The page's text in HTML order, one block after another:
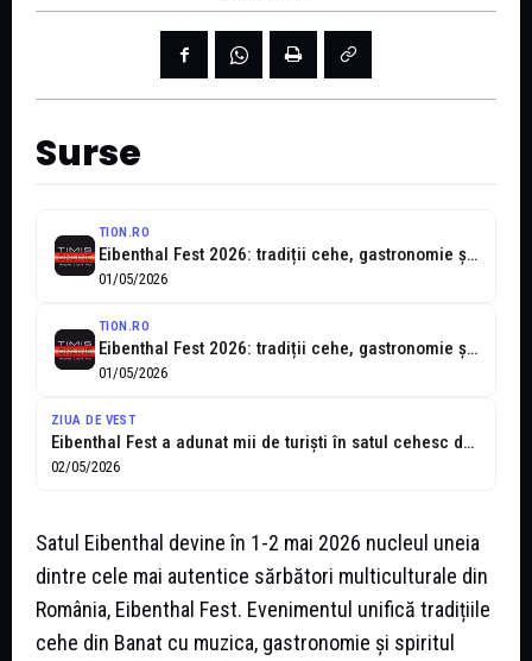
Surse
TION.RO
Eibenthal Fest 2026: tradiții cehe, gastronomie și povești vii în inima Banatului...
01/05/2026
TION.RO
Eibenthal Fest 2026: tradiții cehe, gastronomie și povești vii în inima Banatului
01/05/2026
ZIUA DE VEST
Eibenthal Fest a adunat mii de turiști în satul cehesc de pe...
02/05/2026
Satul Eibenthal devine în 1-2 mai 2026 nucleul uneia
dintre cele mai autentice sărbători multiculturale din
România, Eibenthal Fest. Evenimentul unifică tradițiile
cehe din Banat cu muzica, gastronomie și spiritul